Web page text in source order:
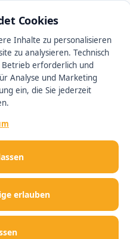
Cookies
Inhalte zu personalisieren
zu analysieren. Technisch
erforderlich und
Analyse und Marketing
ein, die Sie jederzeit
erlauben